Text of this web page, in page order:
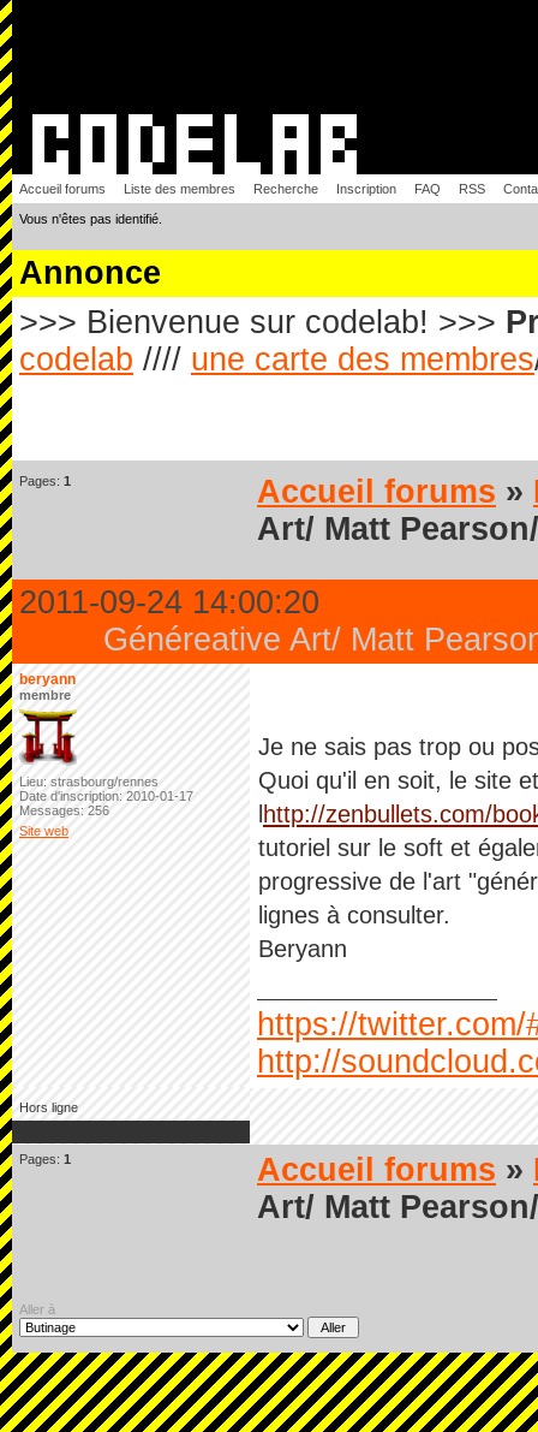
Accueil forums Liste des membres Recherche Inscription FAQ RSS
Vous n'êtes pas identifié.
Annonce
>>> Bienvenue sur codelab! >>>
codelab //// une carte des membres
Pages: 1 Accueil forums »
Art/ Matt
2011-09-24 14:00:20
Généreative Art/ Matt
beryann
membre
Lieu: strasbourg/rennes
Date d'inscription: 2010-01-17
Messages: 256
Site web
Je ne sais pas trop ou
Quoi qu'il en soit, le site
lhttp://zenbullets.com/
tutoriel sur le soft et
progressive de l'art
lignes à consulter.
Beryann
https://twitter.com/
http://
Hors ligne
Pages: 1 Accueil forums »
Art/ Matt
Aller à